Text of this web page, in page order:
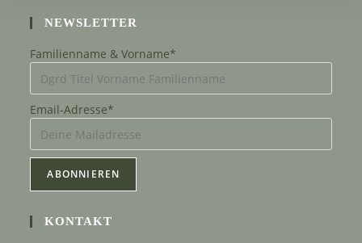
NEWSLETTER
Familienname & Vorname*
Email-Adresse*
KONTAKT